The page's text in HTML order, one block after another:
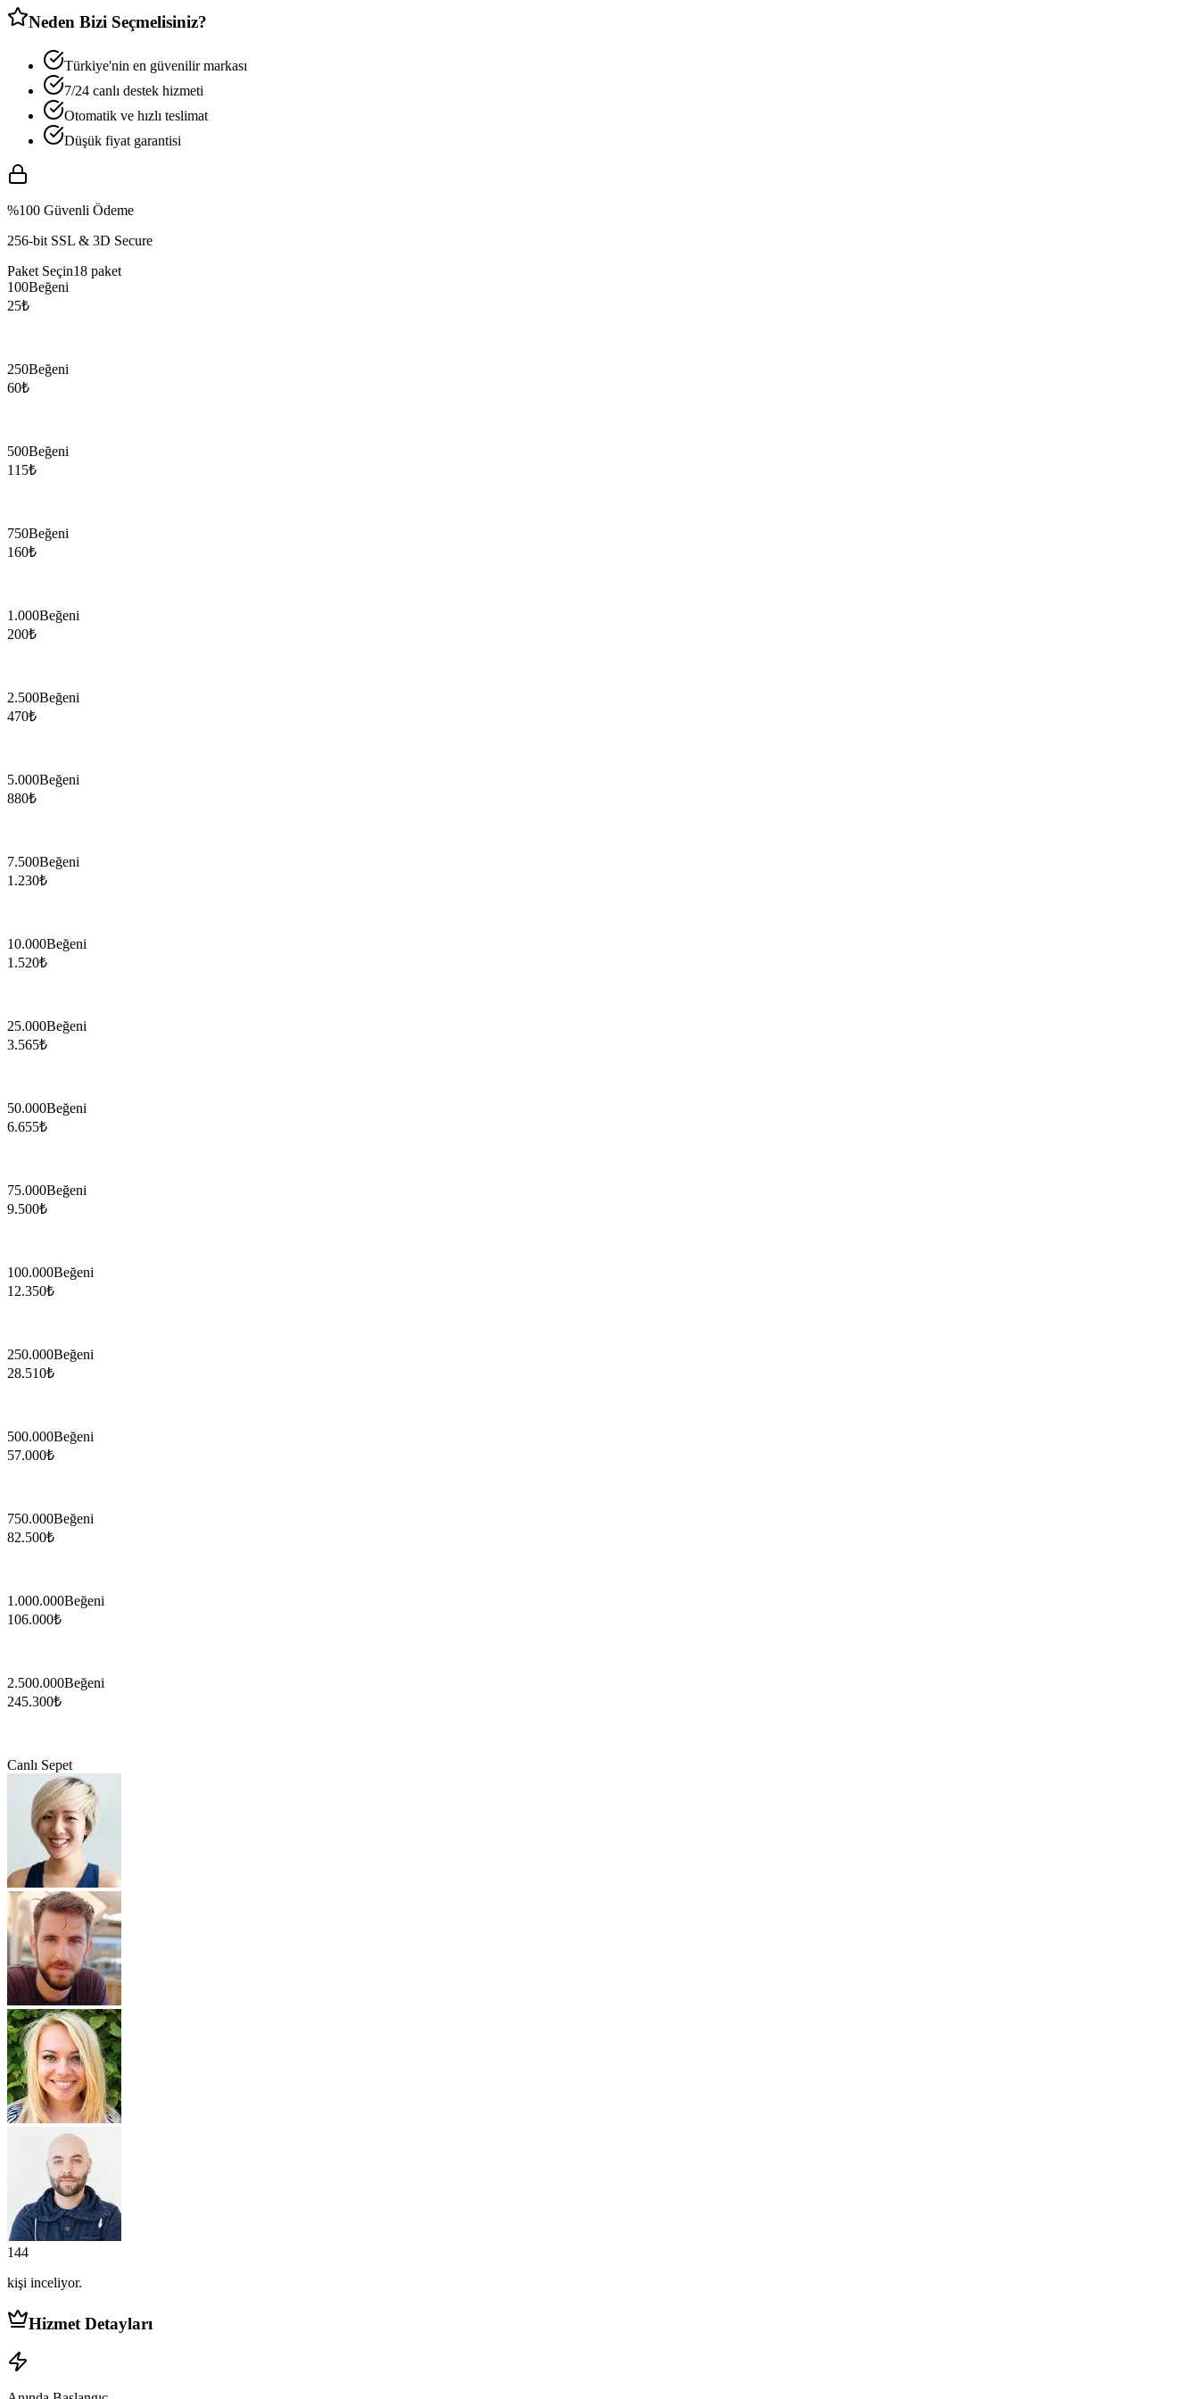
Neden Bizi Seçmelisiniz?
Türkiye'nin en güvenilir markası
7/24 canlı destek hizmeti
Otomatik ve hızlı teslimat
Düşük fiyat garantisi
%100 Güvenli Ödeme
256-bit SSL & 3D Secure
Paket Seçin18 paket
100Beğeni
25₺
250Beğeni
60₺
500Beğeni
115₺
750Beğeni
160₺
1.000Beğeni
200₺
2.500Beğeni
470₺
5.000Beğeni
880₺
7.500Beğeni
1.230₺
10.000Beğeni
1.520₺
25.000Beğeni
3.565₺
50.000Beğeni
6.655₺
75.000Beğeni
9.500₺
100.000Beğeni
12.350₺
250.000Beğeni
28.510₺
500.000Beğeni
57.000₺
750.000Beğeni
82.500₺
1.000.000Beğeni
106.000₺
2.500.000Beğeni
245.300₺
Canlı Sepet
144
kişi inceliyor.
Hizmet Detayları